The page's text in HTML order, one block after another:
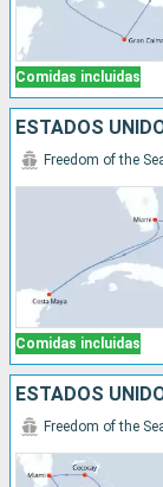
Comidas incluidas
ESTADOS
Comidas incluidas
Freedom of the
Freedom of the